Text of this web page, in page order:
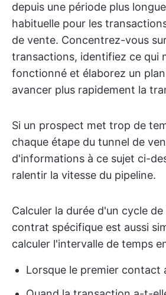
depuis une période plus
habituelle pour les
de vente. Concentrez-vous
transactions, identifiez ce qui
fonctionné et élaborez un
avancer plus rapidement la
Si un prospect met trop de
chaque étape du tunnel de
d'informations à ce sujet ci-
ralentir la vitesse du pipeline.
Calculer la durée d'un cycle
contrat spécifique est aussi
calculer l'intervalle de temps
Lorsque le premier contact